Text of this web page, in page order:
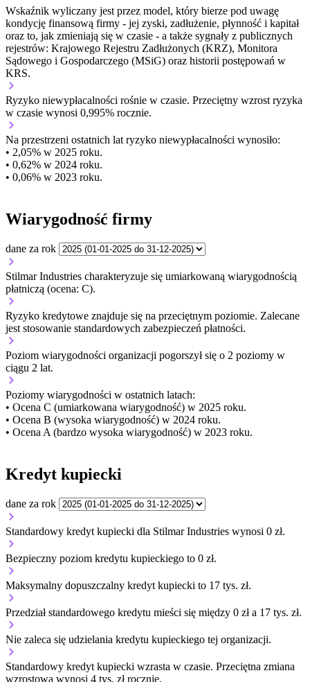
Wskaźnik wyliczany jest przez model, który bierze pod uwagę
kondycję finansową firmy - jej zyski, zadłużenie, płynność i kapitał
oraz to, jak zmieniają się w czasie - a także sygnały z publicznych
rejestrów: Krajowego Rejestru Zadłużonych (KRZ), Monitora
Sądowego i Gospodarczego (MSiG) oraz historii postępowań w
KRS.
Ryzyko niewypłacalności rośnie w czasie. Przeciętny wzrost ryzyka
w czasie wynosi 0,995% rocznie.
Na przestrzeni ostatnich lat ryzyko niewypłacalności wynosiło:
• 2,05% w 2025 roku.
• 0,62% w 2024 roku.
• 0,06% w 2023 roku.
Wiarygodność firmy
dane za rok
Stilmar Industries charakteryzuje się umiarkowaną wiarygodnością
płatniczą (ocena: C).
Ryzyko kredytowe znajduje się na przeciętnym poziomie. Zalecane
jest stosowanie standardowych zabezpieczeń płatności.
Poziom wiarygodności organizacji pogorszył się o 2 poziomy w
ciągu 2 lat.
Poziomy wiarygodności w ostatnich latach:
• Ocena C (umiarkowana wiarygodność) w 2025 roku.
• Ocena B (wysoka wiarygodność) w 2024 roku.
• Ocena A (bardzo wysoka wiarygodność) w 2023 roku.
Kredyt kupiecki
dane za rok
Standardowy kredyt kupiecki dla Stilmar Industries wynosi 0 zł.
Bezpieczny poziom kredytu kupieckiego to 0 zł.
Maksymalny dopuszczalny kredyt kupiecki to 17 tys. zł.
Przedział standardowego kredytu mieści się między 0 zł a 17 tys. zł.
Nie zaleca się udzielania kredytu kupieckiego tej organizacji.
Standardowy kredyt kupiecki wzrasta w czasie. Przeciętna zmiana
wzrostowa wynosi 4 tys. zł rocznie.